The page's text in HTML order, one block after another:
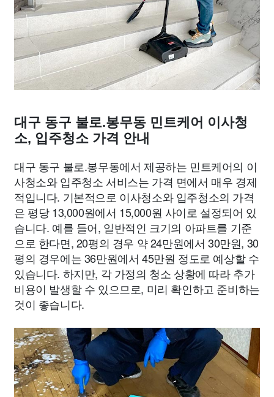
대구 동구 불로.봉무동 민트케어 이사청
소, 입주청소 가격 안내
대구 동구 불로.봉무동에서 제공하는 민트케어의 이
사청소와 입주청소 서비스는 가격 면에서 매우 경제
적입니다. 기본적으로 이사청소와 입주청소의 가격
은 평당 13,000원에서 15,000원 사이로 설정되어 있
습니다. 예를 들어, 일반적인 크기의 아파트를 기준
으로 한다면, 20평의 경우 약 24만원에서 30만원, 30
평의 경우에는 36만원에서 45만원 정도로 예상할 수
있습니다. 하지만, 각 가정의 청소 상황에 따라 추가
비용이 발생할 수 있으므로, 미리 확인하고 준비하는
것이 좋습니다.